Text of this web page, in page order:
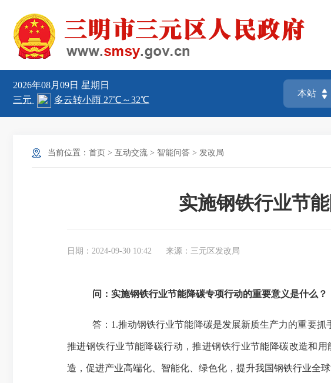
2026年08月09日 星期日
当前位置： 首页 > 互动交流 > 智能问答 > 发改局
实施钢铁行业节
日期：2024-09-30 10:42 来源：三元区发改局
问：实施钢铁行业节能降碳专项行动的重要意义是什么？
答：1.推动钢铁行业节能降碳是发展新质生产力的重要
推进钢铁行业节能降碳行动，推进钢铁行业节能降碳改造和
造，促进产业高端化、智能化、绿色化，提升我国钢铁行业全球